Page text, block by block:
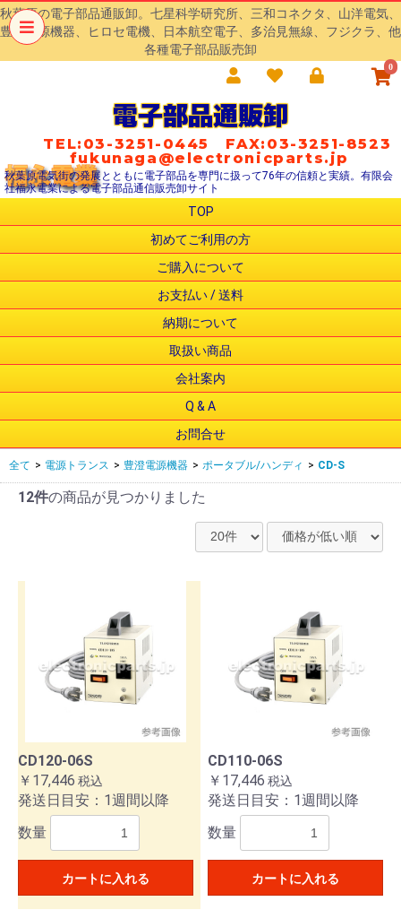
秋葉原の電子部品通販卸。七星科学研究所、三和コネクタ、山洋電気、
豊澄電源機器、ヒロセ電機、日本航空電子、多治見無線、フジクラ、他
各種電子部品販売卸
0
電子部品通販卸
TEL:03-3251-0445 FAX:03-3251-8523
fukunaga@electronicparts.jp
秋葉原電気街の発展とともに電子部品を専門に扱って76年の信頼と実績。有限会
社福永電業による電子部品通信販売卸サイト
TOP
初めてご利用の方
ご購入について
お支払い / 送料
納期について
取扱い商品
会社案内
Q & A
お問合せ
全て > 電源トランス > 豊澄電源機器 > ポータブル/ハンディ > CD-S
12件の商品が見つかりました
CD120-06S
￥17,446 税込
発送日目安：1週間以降
数量
カートに入れる
CD110-06S
￥17,446 税込
発送日目安：1週間以降
数量
カートに入れる